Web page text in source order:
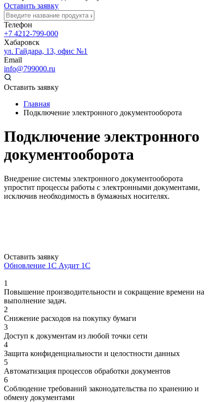
Оставить заявку
Телефон
+7 4212-799-000
Хабаровск
ул. Гайдара, 13, офис №1
Email
info@799000.ru
Оставить заявку
Главная
Подключение электронного документооборота
Подключение электронного
документооборота
Внедрение системы электронного документооборота
упростит процессы работы с электронными документами,
исключив необходимость в бумажных носителях.
Оставить заявку
Обновление 1С Аудит 1С
1
Повышение производительности и сокращение времени на
выполнение задач.
2
Снижение расходов на покупку бумаги
3
Доступ к документам из любой точки сети
4
Защита конфиденциальности и целостности данных
5
Автоматизация процессов обработки документов
6
Соблюдение требований законодательства по хранению и
обмену документами